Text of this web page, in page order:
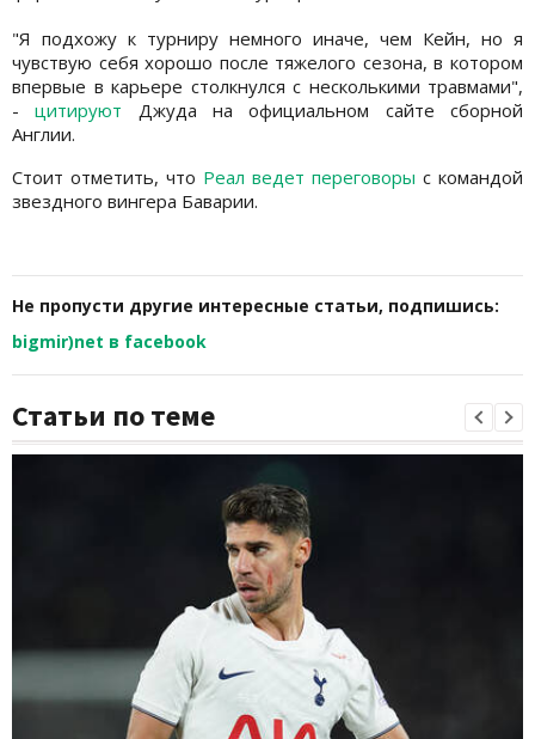
"Я подхожу к турниру немного иначе, чем Кейн, но я
чувствую себя хорошо после тяжелого сезона, в котором
впервые в карьере столкнулся с несколькими травмами",
-цитируют Джуда на официальном сайте сборной
Англии.
Стоит отметить, что Реал ведет переговоры с командой
звездного вингера Баварии.
Не пропусти другие интересные статьи, подпишись:
bigmir)net в facebook
Статьи по теме